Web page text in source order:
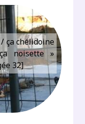
ça chélidoine
noisette »
32]